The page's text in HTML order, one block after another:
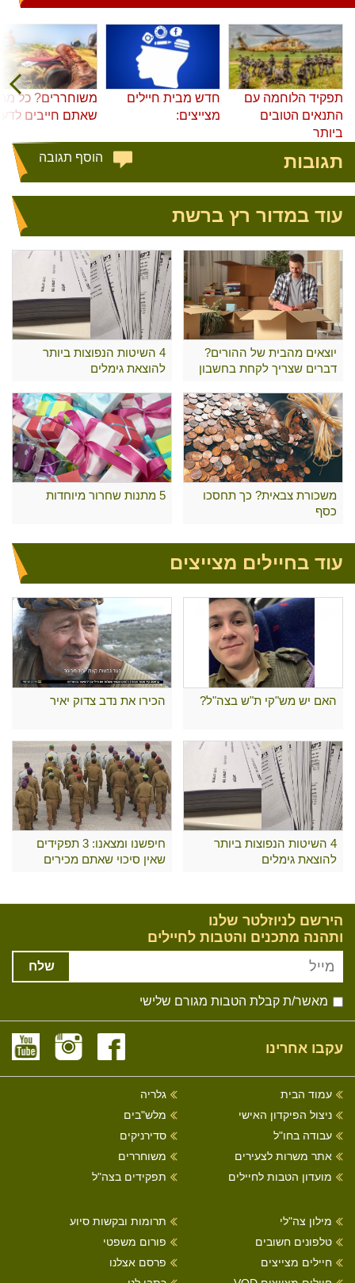
תפקיד הלוחמה עם
התנאים הטובים
ביותר
חדש מבית חיילים
מצייצים:
משוחררים? כל
שאתם חייבים
תגובות הוסף תגובה
עוד במדור רץ ברשת
יוצאים מהבית של ההורים?
דברים שצריך לקחת בחשבון
4 השיטות הנפוצות ביותר
להוצאת גימלים
משכורת צבאית? כך תחסכו
כסף
5 מתנות שחרור מיוחדות
עוד בחיילים מצייצים
האם יש מש"קי ת"ש בצה"ל? הכירו את נדב צדוק יאיר
4 השיטות הנפוצות ביותר
להוצאת גימלים
חיפשנו ומצאנו: 3 תפקידים
שאין סיכוי שאתם מכירים
הירשם לניוזלטר שלנו
ותהנה מתכנים והטבות לחיילים
שלח
מאשר/ת קבלת הטבות מגורם שלישי
עקבו אחרינו
עמוד הבית
ניצול הפיקדון האישי
עבודה בחו"ל
אתר משרות לצעירים
מועדון הטבות לחיילים
גלריה
מלש"בים
סדירניקים
משוחררים
תפקידים בצה"ל
מילון צה"לי
טלפונים חשובים
חיילים מצייצים
תרומות ובקשות סיוע
פורום משפטי
פרסם אצלנו